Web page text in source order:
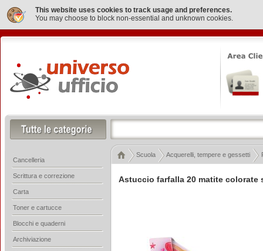
This website uses cookies to track usage and preferences.
You may choose to block non-essential and unknown cookies.
Astuccio farfalla 20 matite colorate
Scuola Acquerelli, tempere e gessetti
Cancelleria
Scrittura e correzione
Carta
Toner e cartucce
Blocchi e quaderni
Archiviazione